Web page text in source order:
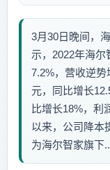
3月30日晚间，
示，2022年海
7.2%，营收逆
元，同比增长
比增长18%，利
以来，公司降本
为海尔智家旗下